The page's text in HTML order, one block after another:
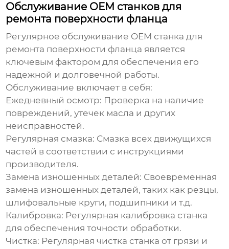
Обслуживание OEM станков для
ремонта поверхности фланца
Регулярное обслуживание OEM станка для
ремонта поверхности фланца является
ключевым фактором для обеспечения его
надежной и долговечной работы.
Обслуживание включает в себя:
Ежедневный осмотр: Проверка на наличие
повреждений, утечек масла и других
неисправностей.
Регулярная смазка: Смазка всех движущихся
частей в соответствии с инструкциями
производителя.
Замена изношенных деталей: Своевременная
замена изношенных деталей, таких как резцы,
шлифовальные круги, подшипники и т.д.
Калибровка: Регулярная калибровка станка
для обеспечения точности обработки.
Чистка: Регулярная чистка станка от грязи и